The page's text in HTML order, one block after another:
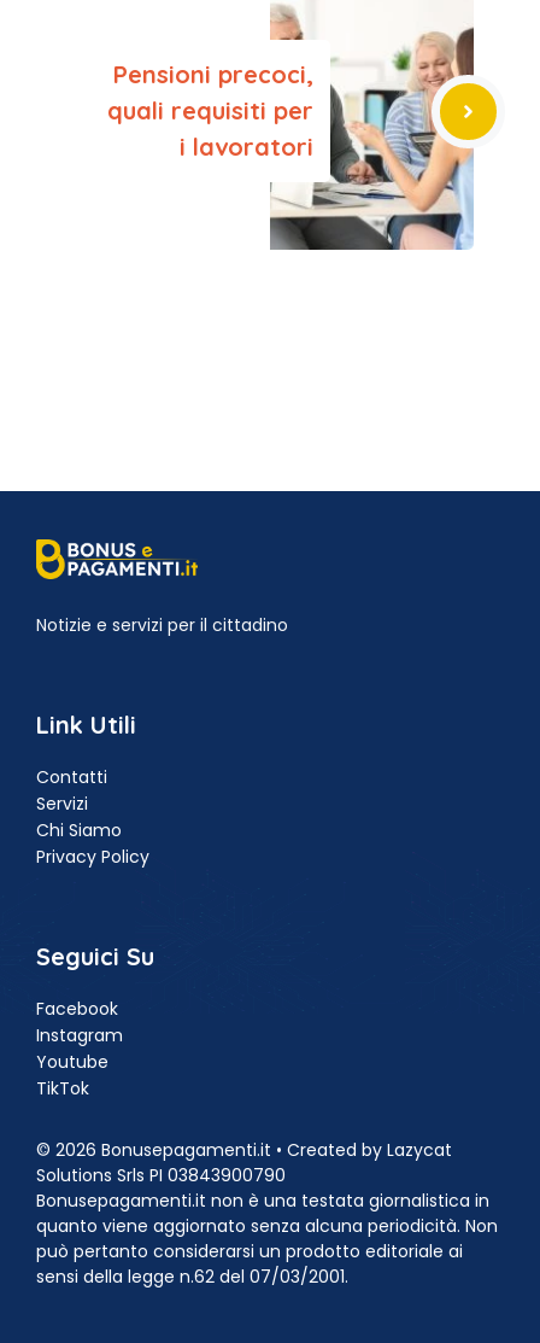
Pensioni precoci,
quali requisiti per
i lavoratori
Notizie e servizi per il cittadino
Link Utili
Contatti
Servizi
Chi Siamo
Privacy Policy
Seguici Su
Facebook
Instagram
Youtube
TikTok
© 2026 Bonusepagamenti.it • Created by Lazycat
Solutions Srls PI 03843900790
Bonusepagamenti.it non è una testata giornalistica in
quanto viene aggiornato senza alcuna periodicità. Non
può pertanto considerarsi un prodotto editoriale ai
sensi della legge n.62 del 07/03/2001.